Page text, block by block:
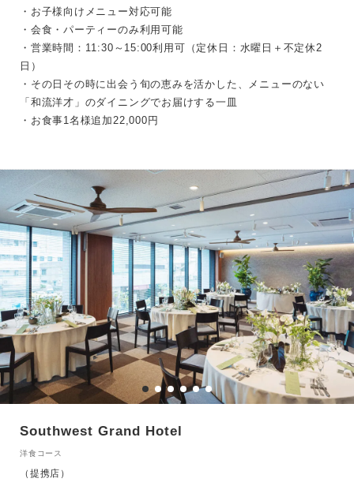
・お子様向けメニュー対応可能
・会食・パーティーのみ利用可能
・営業時間：11:30～15:00利用可（定休日：水曜日＋不定休2
日）
・その日その時に出会う旬の恵みを活かした、メニューのない
「和流洋才」のダイニングでお届けする一皿
・お食事1名様追加22,000円
Southwest Grand Hotel
洋食コース
（提携店）